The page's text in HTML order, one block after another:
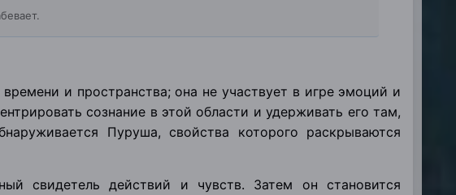
и пространства; она не участвует в игре эмоций и
сознание в этой области и удерживать его там,
Пуруша, свойства которого раскрываются
свидетель действий и чувств. Затем он становится